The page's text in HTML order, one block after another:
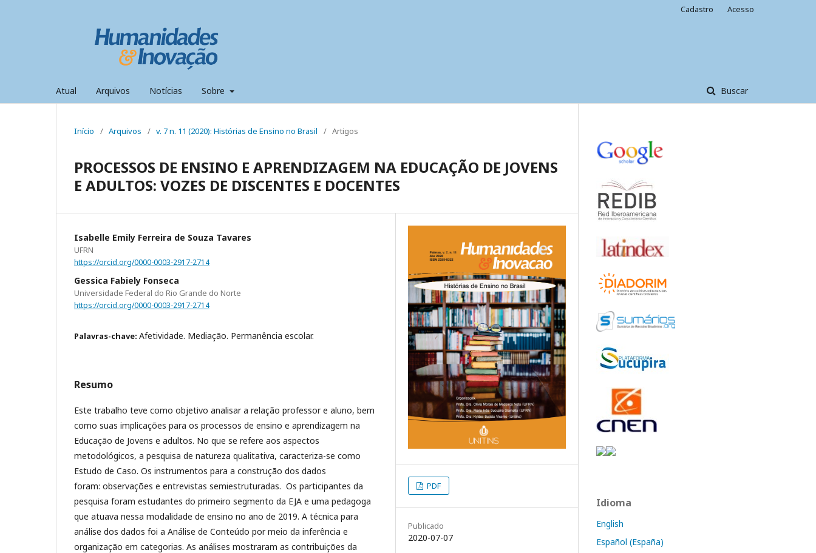
Atual Arquivos Notícias Sobre Buscar
Cadastro Acesso
Início / Arquivos / v. 7 n. 11 (2020): Histórias de Ensino no Brasil / Artigos
PROCESSOS DE ENSINO E APRENDIZAGEM NA EDUCAÇÃO DE JOVENS
E ADULTOS: VOZES DE DISCENTES E DOCENTES
Isabelle Emily Ferreira de Souza Tavares
UFRN
https://orcid.org/0000-0003-2917-2714
Gessica Fabiely Fonseca
Universidade Federal do Rio Grande do Norte
https://orcid.org/0000-0003-2917-2714
Palavras-chave: Afetividade. Mediação. Permanência escolar.
Resumo
Este trabalho teve como objetivo analisar a relação professor e aluno, bem
como suas implicações para os processos de ensino e aprendizagem na
Educação de Jovens e adultos. No que se refere aos aspectos
metodológicos, a pesquisa de natureza qualitativa, caracteriza-se como
Estudo de Caso. Os instrumentos para a construção dos dados
foram: observações e entrevistas semiestruturadas. Os participantes da
pesquisa foram estudantes do primeiro segmento da EJA e uma pedagoga
que atuava nessa modalidade de ensino no ano de 2019. A técnica para
análise dos dados foi a Análise de Conteúdo por meio da inferência e
organização em categorias. As análises mostraram as contribuições da
PDF
Publicado
2020-07-07
Idioma
English
Español (España)